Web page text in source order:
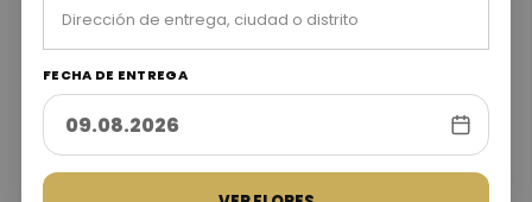
FECHA DE ENTREGA